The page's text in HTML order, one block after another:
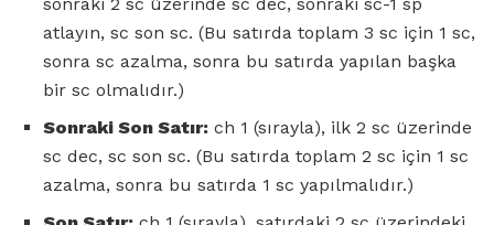
atlayın, sc son sc. (Bu satırda toplam 3 sc için 1 sc,
sonra sc azalma, sonra bu satırda yapılan başka
bir sc olmalıdır.)
Sonraki Son Satır: ch 1 (sırayla), ilk 2 sc üzerinde
sc dec, sc son sc. (Bu satırda toplam 2 sc için 1 sc
azalma, sonra bu satırda 1 sc yapılmalıdır.)